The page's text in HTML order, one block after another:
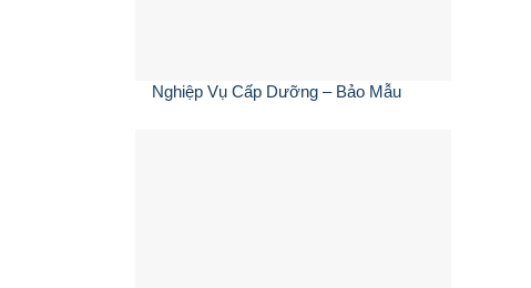
Nghiệp Vụ Cấp Dưỡng – Bảo Mẫu